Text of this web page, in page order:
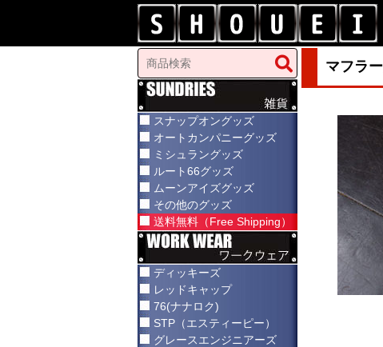
スナップオングッズ
オートカンパニーグッズ
ミシュラングッズ
ルート66グッズ
ムーンアイズグッズ
その他のグッズ
送料無料（Free Shipping）
ディッキーズ
レッドキャップ
76(ナナロク)
STP（エスティーピー）
グレースエンジニアーズ
マフラ